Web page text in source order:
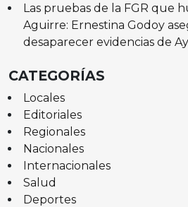
Las pruebas de la FGR que
Aguirre: Ernestina Godoy
desaparecer evidencias de
CATEGORÍAS
Locales
Editoriales
Regionales
Nacionales
Internacionales
Salud
Deportes